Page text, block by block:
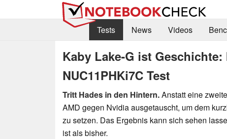
Tests
News Videos
Kaby Lake-G ist
NUC11PHKi7C Test
Tritt Hades in den Hintern.Anstatt eine
AMD gegen Nvidia ausgetauscht, um dem
zu setzen. Das Ergebnis kann sich sehen
ist als bisher.